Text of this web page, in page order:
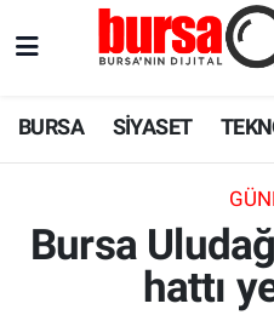
BURSA SİYASET
Bursa
hattı
Süper Lig Puan